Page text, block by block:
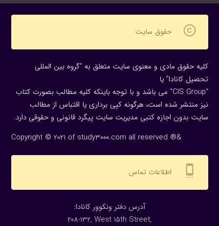
copyright حقوق سایت
کلیه حقوق مادی و معنوی سایت متعلق به “گروه بین المللی
تحصیل کانادا” یا
“CIS Group” می باشد و با توجه باینکه کلیه مطالب بصورت کتاب
نیز منتشر شده است، هرگونه كپی برداری یا اقتباس از مطالب
سایت بدون اجازه كتبی مدیریت سایت پیگرد قانونی و حقوقی دارد.
Copyright © 2021 of study3000.com all reserved ®&
settings_cell اطلاعات تماس
:آدرس دفتر ونکوور کانادا
208-132, West 15th Street,